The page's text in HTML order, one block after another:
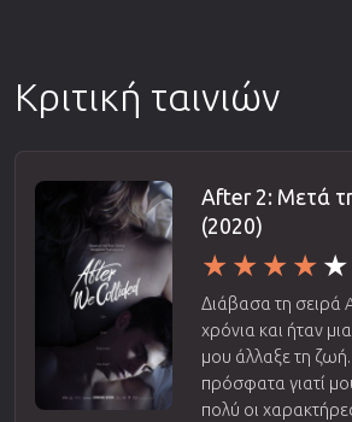
Κριτική ταινιών
After 2: Μετά
(2020)
Διάβασα τη σειρά
χρόνια και ήταν
μου άλλαξε τη
πρόσφατα γιατί
πολύ οι